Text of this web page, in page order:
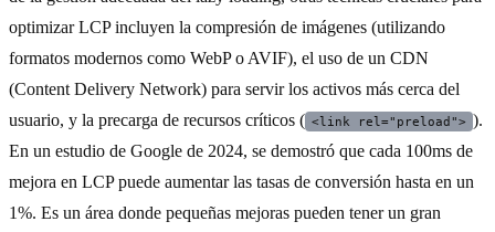
optimizar LCP incluyen la compresión de imágenes (utilizando
formatos modernos como WebP o AVIF), el uso de un CDN
(Content Delivery Network) para servir los activos más cerca del
usuario, y la precarga de recursos críticos ( <link rel="preload"> ).
En un estudio de Google de 2024, se demostró que cada 100ms de
mejora en LCP puede aumentar las tasas de conversión hasta en un
1%. Es un área donde pequeñas mejoras pueden tener un gran